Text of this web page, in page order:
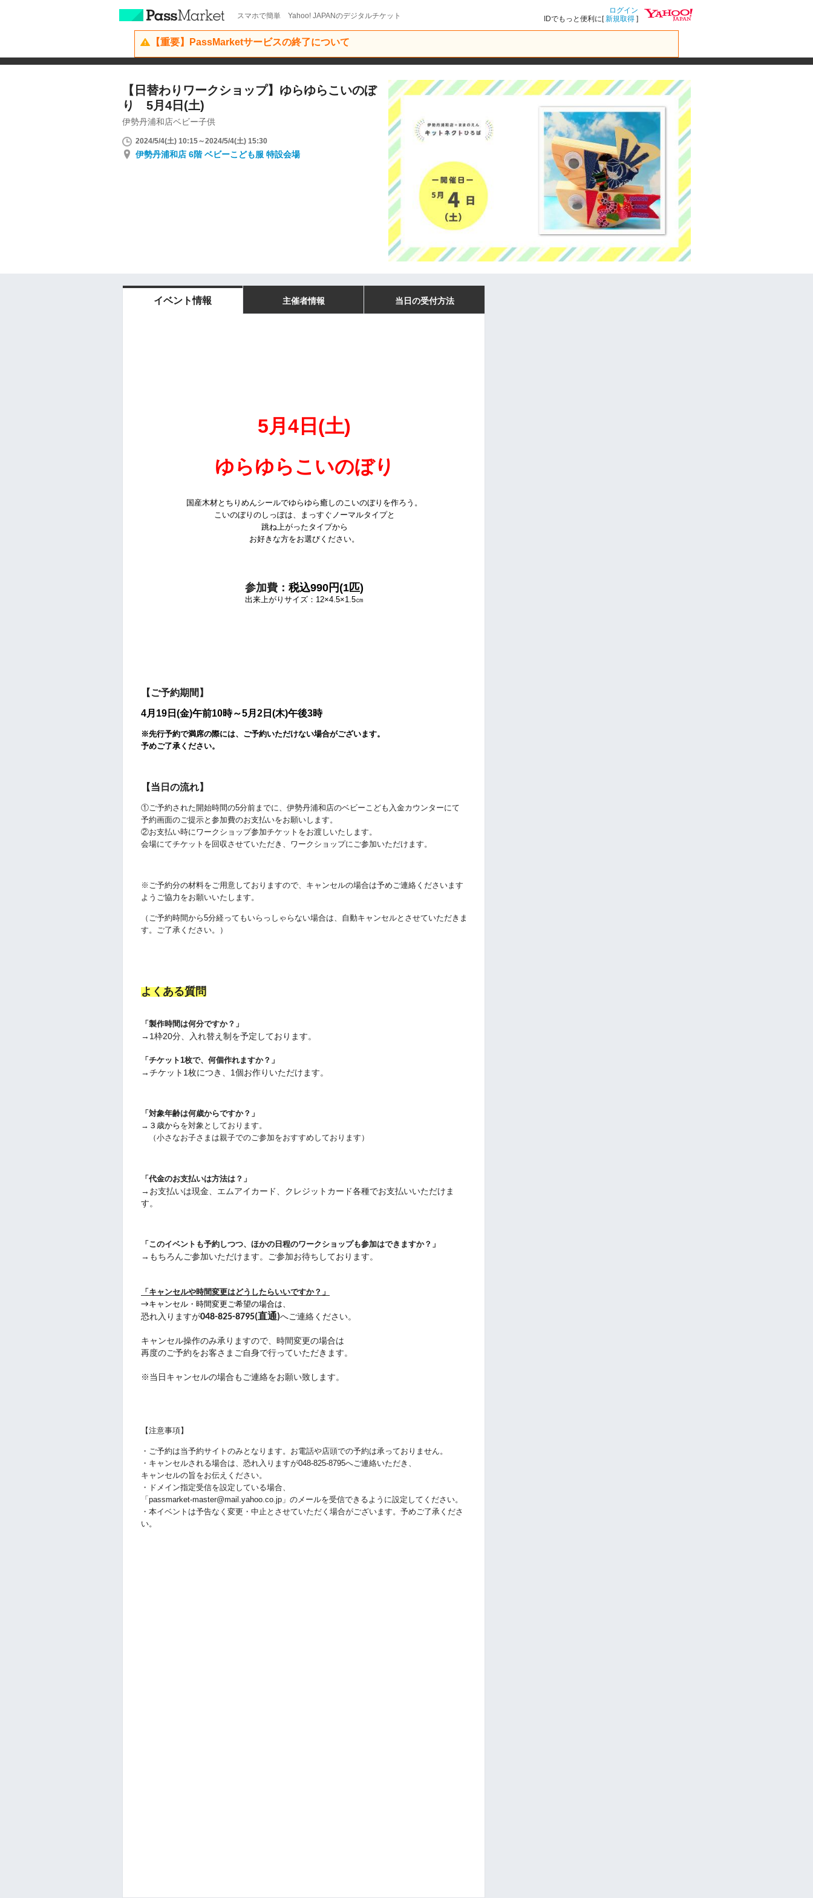
スマホで簡単 Yahoo! JAPANのデジタルチケット
ログイン
IDでもっと便利に[新規取得 ]
【重要】PassMarketサービスの終了について
【日替わりワークショップ】ゆらゆらこいのぼ
り 5月4日(土)
伊勢丹浦和店ベビー子供
2024/5/4(土) 10:15～2024/5/4(土) 15:30
伊勢丹浦和店 6階 ベビーこども服 特設会場
イベント情報 主催者情報 当日の受付方法
5月4日(土)
ゆらゆらこいのぼり
国産木材とちりめんシールでゆらゆら癒しのこいのぼりを作ろう。
こいのぼりのしっぽは、まっすぐノーマルタイプと
跳ね上がったタイプから
お好きな方をお選びください。
参加費： 税込990円(1匹)
出来上がりサイズ：12×4.5×1.5㎝
【ご予約期間】
4月19日(金)午前10時～5月2日(木)午後3時
※先行予約で満席の際には、ご予約いただけない場合がございます。
予めご了承ください。
【当日の流れ】
①ご予約された開始時間の5分前までに、伊勢丹浦和店のベビーこども入金カウンターにて
予約画面のご提示と参加費のお支払いをお願いします。
②お支払い時にワークショップ参加チケットをお渡しいたします。
会場にてチケットを回収させていただき、 ワークショップにご参加いただけます。
※ご予約分の材料をご用意しておりますので、キャンセルの場合は予めご連絡くださいます
ようご協力をお願いいたします。
（ご予約時間から5分経ってもいらっしゃらない場合は、自動キャンセルとさせていただきま
す。ご了承ください。）
よくある質問
「製作時間は何分ですか？」
→1枠20分、入れ替え制を予定しております。
「チケット1枚で、何個作れますか？」
→チケット1枚につき、1個お作りいただけます。
「対象年齢は何歳からですか？」
→ ３歳から を対象としております。
（小さなお子さまは親子でのご参加をおすすめしております）
「代金のお支払いは方法は？」
→お支払いは現金、エムアイカード、クレジットカード各種でお支払いいただけま
す。
「このイベントも予約しつつ、ほかの日程のワークショップも参加はできますか？」
→もちろんご参加いただけます。ご参加お待ちしております。
「キャンセルや時間変更はどうしたらいいですか？」
→キャンセル・時間変更ご希望の場合は、
恐れ入りますが048-825-8795(直通)へご連絡ください。
キャンセル操作のみ承りますので、時間変更の場合は
再度のご予約をお客さまご自身で行っていただきます。
※当日キャンセルの場合もご連絡をお願い致します。
【注意事項】
・ご予約は当予約サイトのみとなります。お電話や店頭での予約は承っておりません。
・キャンセルされる場合は、恐れ入りますが048-825-8795へご連絡いただき、
キャンセルの旨をお伝えください。
・ドメイン指定受信を設定している場合、
「passmarket-master@mail.yahoo.co.jp」のメールを受信できるように設定してください。
・本イベントは予告なく変更・中止とさせていただく場合がございます。予めご了承くださ
い。